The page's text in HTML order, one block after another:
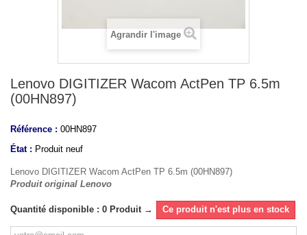
Agrandir l'image
Lenovo DIGITIZER Wacom ActPen TP 6.5m
(00HN897)
Référence : 00HN897
État : Produit neuf
Lenovo DIGITIZER Wacom ActPen TP 6.5m (00HN897)
Produit original Lenovo
Quantité disponible : 0 Produit → Ce produit n'est plus en stock